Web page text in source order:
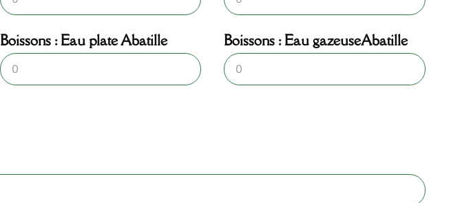
Boissons : Eau plate Abatille Boissons : Eau gazeuseAbatille